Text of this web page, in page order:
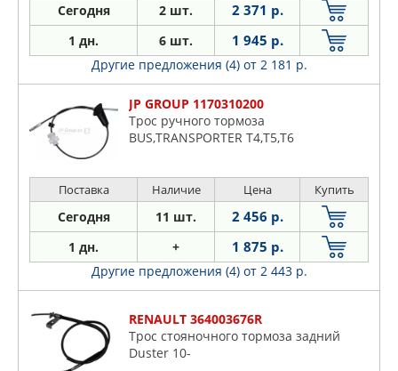
Сегодня 2 шт. 2 371 р.
1 дн. 6 шт. 1 945 р.
Другие предложения (4) от 2 181 р.
JP GROUP 1170310200
Трос ручного тормоза
BUS,TRANSPORTER T4,T5,T6
Поставка Наличие Цена Купить
Сегодня 11 шт. 2 456 р.
1 дн. + 1 875 р.
Другие предложения (4) от 2 443 р.
RENAULT 364003676R
Трос стояночного тормоза задний
Duster 10-